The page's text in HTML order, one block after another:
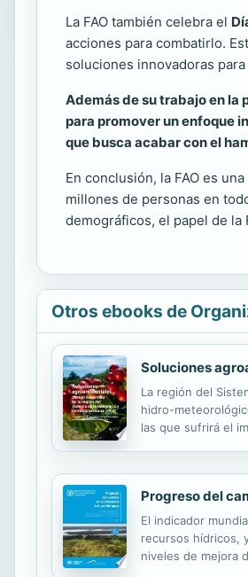
La FAO también celebra el
acciones para combatirlo.
soluciones innovadoras
Además de su trabajo en la
para promover un enfoque
que busca acabar con el
En conclusión, la FAO es
millones de personas en
demográficos, el papel de
Otros ebooks de
Soluciones
La región del
hidro-
las que sufrirá el
Progreso del
El indicador
recursos hídricos,
niveles de mejora